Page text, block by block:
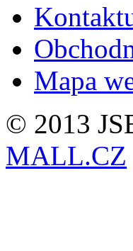
Mapa
© 2013
MALL.CZ